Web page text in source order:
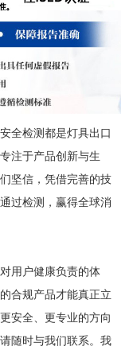
全检测都是灯具出口
注于产品创新与生
坚信，凭借完善的技
过检测，赢得全球消
用户健康负责的体
合规产品才能真正立
安全、更专业的方向
随时与我们联系。我